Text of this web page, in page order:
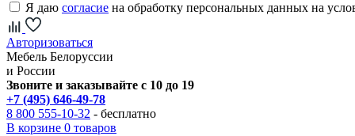
Я даю согласие на обработку персональных данных на
Авторизоваться
Мебель Белоруссии
и России
Звоните и заказывайте с 10 до 19
+7 (495) 646-49-78
8 800 555-10-32 - бесплатно
В корзине 0 товаров